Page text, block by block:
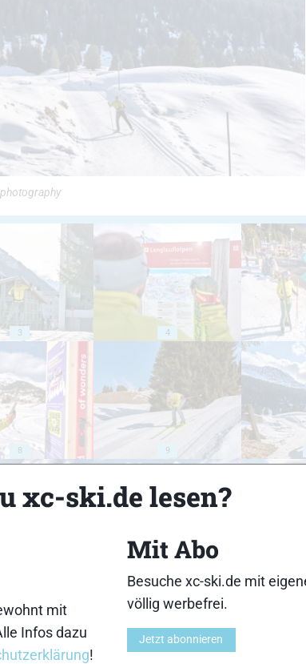
3 4
8 9
xc-ski.de lesen?
mit
Infos dazu
!
Mit Abo
Besuche xc-ski.de mit
völlig werbefrei.
Jetzt abonnieren